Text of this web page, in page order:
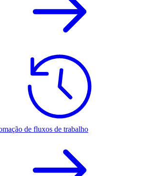
de fluxos de trabalho